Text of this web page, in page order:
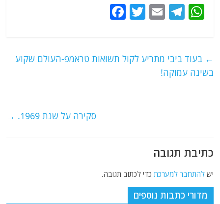
W
s
A
T
g
ra
E
l
T
er
e ← בעוד ביבי מתריע לקול תשואות טראמפ-העולם שקוע
בשינה עמוקה!
סקירה על שנת 1969. →
כתיבת תגובה
ישלהתחבר למערכת כדי לכתוב תגובה.
מדורי כתבות נוספים